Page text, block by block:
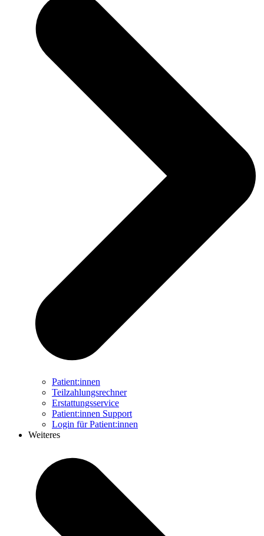
Patient:innen
Teilzahlungsrechner
Erstattungsservice
Patient:innen Support
Login für Patient:innen
Weiteres